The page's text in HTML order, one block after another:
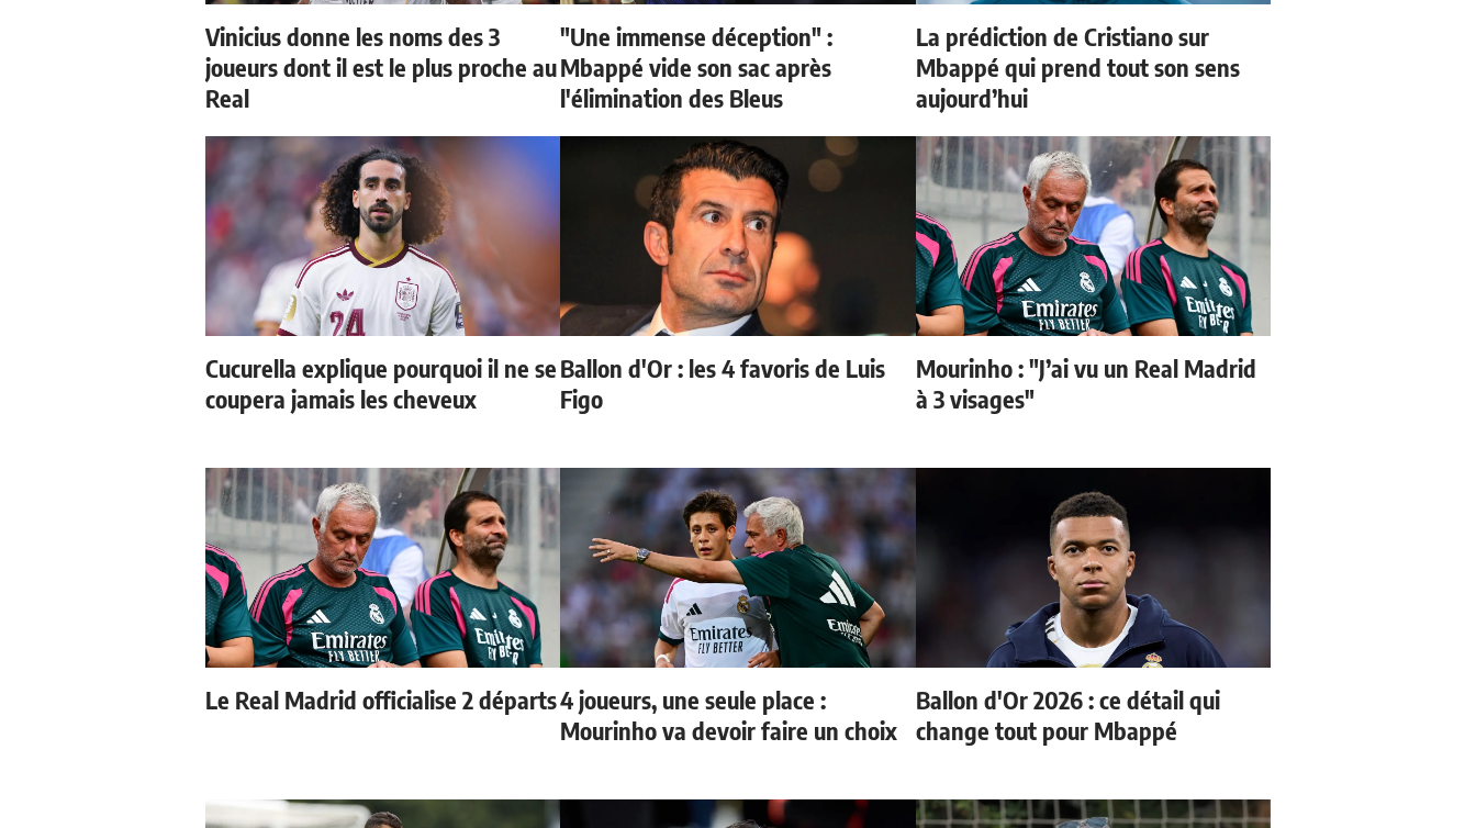
Vinicius donne les noms des 3
joueurs dont il est le plus proche au
Real
"Une immense déception" :
Mbappé vide son sac après
l'élimination des Bleus
La prédiction de Cristiano sur
Mbappé qui prend tout son sens
aujourd’hui
Cucurella explique pourquoi il ne se
coupera jamais les cheveux
Ballon d'Or : les 4 favoris de Luis
Figo
Mourinho : "J’ai vu un Real Madrid
à 3 visages"
Le Real Madrid officialise 2 départs4 joueurs, une seule place :
Mourinho va devoir faire un choix
Ballon d'Or 2026 : ce détail qui
change tout pour Mbappé